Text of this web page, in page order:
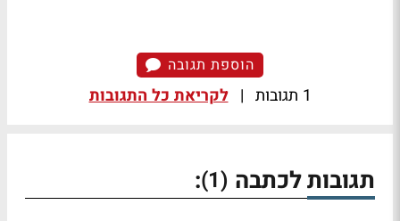
הוספת תגובה
1 תגובות | לקריאת כל התגובות
תגובות לכתבה (1)
: